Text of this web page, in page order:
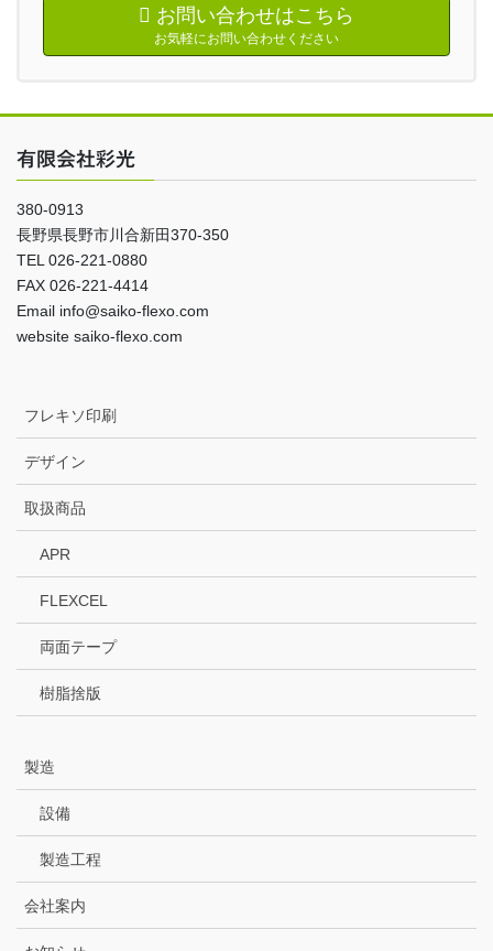
お問い合わせはこちら
お気軽にお問い合わせください
有限会社彩光
380-0913
長野県長野市川合新田370-350
TEL 026-221-0880
FAX 026-221-4414
Email info@saiko-flexo.com
website saiko-flexo.com
フレキソ印刷
デザイン
取扱商品
APR
FLEXCEL
両面テープ
樹脂捨版
製造
設備
製造工程
会社案内